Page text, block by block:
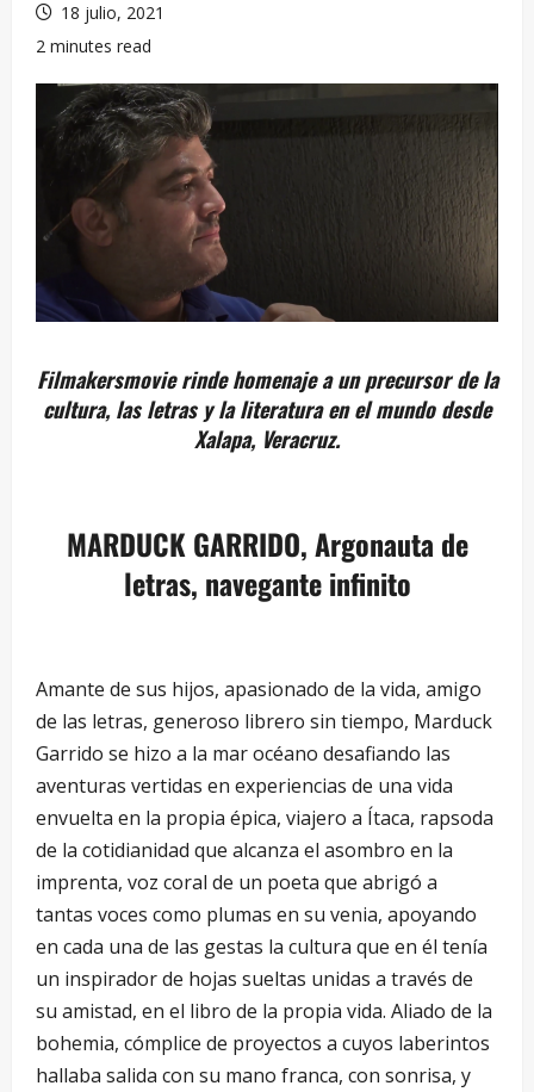
18 julio, 2021
2 minutes read
Filmakersmovie rinde homenaje a un precursor de la
cultura, las letras y la literatura en el mundo desde
Xalapa, Veracruz.
MARDUCK GARRIDO, Argonauta de
letras, navegante infinito
Amante de sus hijos, apasionado de la vida, amigo
de las letras, generoso librero sin tiempo, Marduck
Garrido se hizo a la mar océano desafiando las
aventuras vertidas en experiencias de una vida
envuelta en la propia épica, viajero a Ítaca, rapsoda
de la cotidianidad que alcanza el asombro en la
imprenta, voz coral de un poeta que abrigó a
tantas voces como plumas en su venia, apoyando
en cada una de las gestas la cultura que en él tenía
un inspirador de hojas sueltas unidas a través de
su amistad, en el libro de la propia vida. Aliado de la
bohemia, cómplice de proyectos a cuyos laberintos
hallaba salida con su mano franca, con sonrisa, y